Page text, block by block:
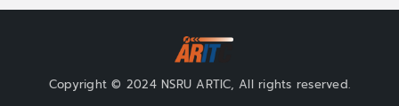
Copyright © 2024 NSRU ARTIC, All rights reserved.